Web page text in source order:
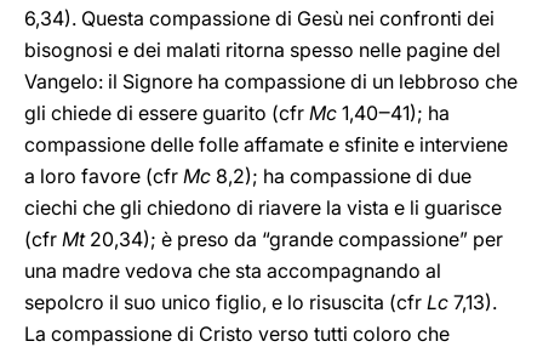
6,34). Questa compassione di Gesù nei confronti dei
bisognosi e dei malati ritorna spesso nelle pagine del
Vangelo: il Signore ha compassione di un lebbroso che
gli chiede di essere guarito (cfr Mc 1,40‒41); ha
compassione delle folle affamate e sfinite e interviene
a loro favore (cfr Mc 8,2); ha compassione di due
ciechi che gli chiedono di riavere la vista e li guarisce
(cfr Mt20,34); è preso da “grande compassione” per
una madre vedova che sta accompagnando al
sepolcro il suo unico figlio, e lo risuscita (cfr Lc 7,13).
La compassione di Cristo verso tutti coloro che